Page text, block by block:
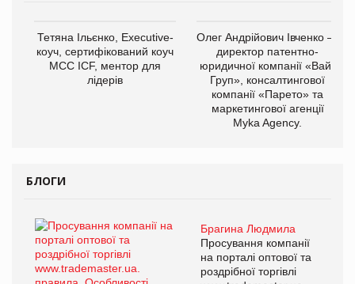
Тетяна Ільєнко, Executive-
коуч, сертифікований коуч
МСС ICF, ментор для
лідерів
Олег Андрійович Івченко —
директор патентно-
юридичної компанії «Вайз
Груп», консалтингової
компанії «Парето» та
маркетингової агенції
Myka Agency.
БЛОГИ
Брагина Людмила
Просування компанії
на порталі оптової та
роздрібної торгівлі